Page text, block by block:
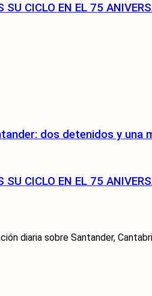
CICLO EN EL 75
dos detenidos y
CICLO EN EL 75
diaria sobre Santander,